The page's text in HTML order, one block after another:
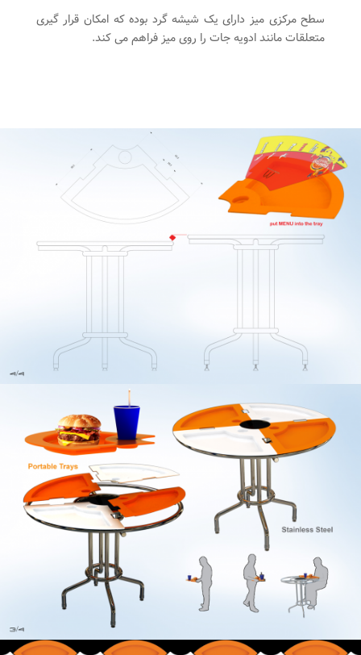
سطح مرکزی میز دارای یک شیشه گرد بوده که امکان قرار گیری
متعلقات مانند ادویه جات را روی میز فراهم می کند.